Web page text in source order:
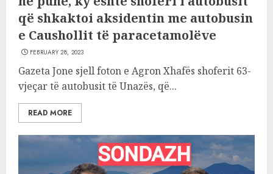
që shkaktoi aksidentin me autobusin
e Caushollit të paracetamolëve
FEBRUARY 28, 2023
Gazeta Jone sjell foton e Agron Xhafës shoferit 63-
vjeçar të autobusit të Unazës, që...
READ MORE